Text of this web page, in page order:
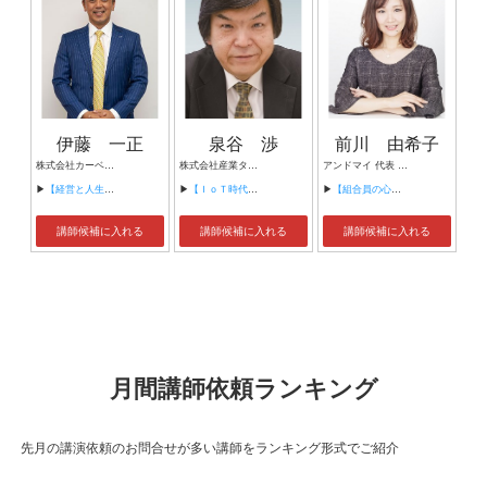
伊藤 一正
株式会社カーベル代表取締役社長 プロレスラーカーベル伊藤
▶ 【経営と人生がHappyになる3つのキーワード】
講師候補に入れる
泉谷 渉
株式会社産業タイムズ社 代表取締役会長 半導体産業新聞 特別編集委員
▶ 【ＩｏＴ時代にニッポンの製造業が一気に抜け出す！！ ～世界トップシェアのセンサーとロボットで戦え！】
講師候補に入れる
前川 由希子
アンドマイ 代表 組織活性化コンサルタント
▶ 【組合員の心をぐっと掴むコミュニケーション術～組合員が「あなたが言うなら」と動き出す３ステップ～】
講師候補に入れる
月間講師依頼ランキング
先月の講演依頼のお問合せが多い講師をランキング形式でご紹介